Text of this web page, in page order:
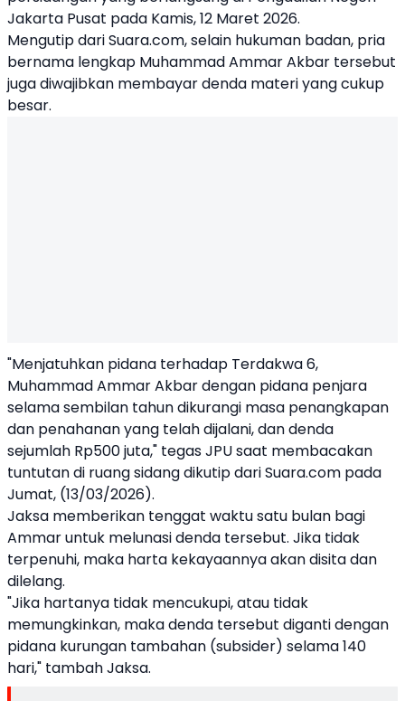
Jakarta Pusat pada Kamis, 12 Maret 2026.
Mengutip dari Suara.com, selain hukuman badan, pria
bernama lengkap Muhammad Ammar Akbar tersebut
juga diwajibkan membayar denda materi yang cukup
besar.
"Menjatuhkan pidana terhadap Terdakwa 6,
Muhammad Ammar Akbar dengan pidana penjara
selama sembilan tahun dikurangi masa penangkapan
dan penahanan yang telah dijalani, dan denda
sejumlah Rp500 juta," tegas JPU saat membacakan
tuntutan di ruang sidang dikutip dari Suara.com pada
Jumat, (13/03/2026).
Jaksa memberikan tenggat waktu satu bulan bagi
Ammar untuk melunasi denda tersebut. Jika tidak
terpenuhi, maka harta kekayaannya akan disita dan
dilelang.
"Jika hartanya tidak mencukupi, atau tidak
memungkinkan, maka denda tersebut diganti dengan
pidana kurungan tambahan (subsider) selama 140
hari," tambah Jaksa.